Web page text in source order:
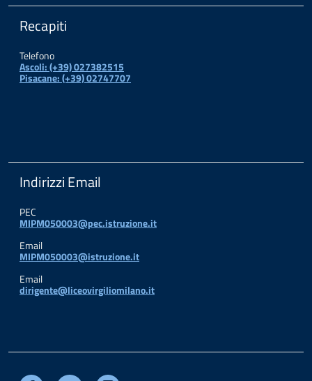
Recapiti
Telefono
Ascoli: (+39) 027382515
Pisacane: (+39) 02747707
Indirizzi Email
PEC
MIPM050003@pec.istruzione.it
Email
MIPM050003@istruzione.it
Email
dirigente@liceovirgiliomilano.it